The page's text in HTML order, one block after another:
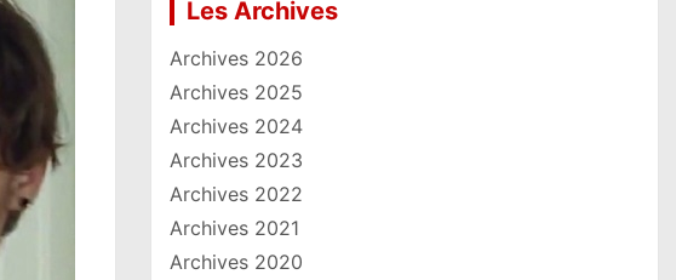
Les Archives
Archives 2026
Archives 2025
Archives 2024
Archives 2023
Archives 2022
Archives 2021
Archives 2020